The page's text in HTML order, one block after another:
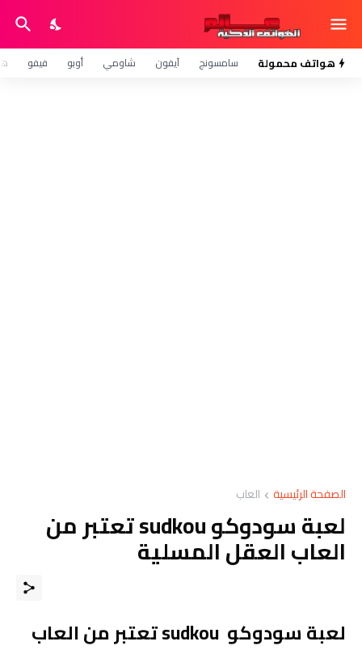
هواتف محمولة سامسونج آيفون شاومي أوبو فيفو
الصفحة الرئيسية العاب
لعبة سودوكو sudkou تعتبر من
العاب العقل المسلية
لعبة سودوكو sudkou تعتبر من العاب